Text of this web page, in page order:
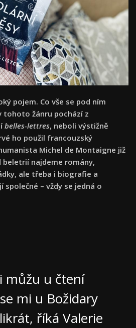
pojem. Co vše se pod ním
tohoto žánru pochází z
belles-lettres, neboli výstižně
ho použil francouzský
Michel de Montaigne již
najdeme romány,
ale třeba i biografie a
společné – vždy se jedná o
můžu u čtení
mi u Božidary
říká Valerie